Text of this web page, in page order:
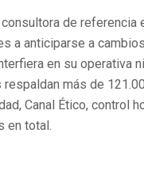
de referencia
a anticiparse a
en su operativa
más de
Canal Ético, control
en total.